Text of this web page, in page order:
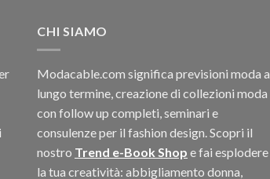
CHI SIAMO
Modacable.com significa previsioni moda a
lungo termine, creazione di collezioni moda
con follow up completi, seminari e
consulenze per il fashion design. Scopri il
nostro Trend e-Book Shop e fai esplodere
la tua creatività: abbigliamento donna,